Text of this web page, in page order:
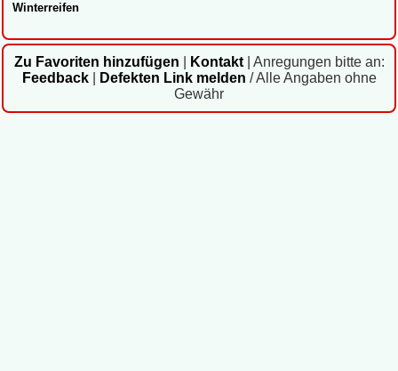
Winterreifen
Zu Favoriten hinzufügen Kontakt| Anregungen bitte an:
Feedback| Defekten Link melden / Alle Angaben ohne
Gewähr